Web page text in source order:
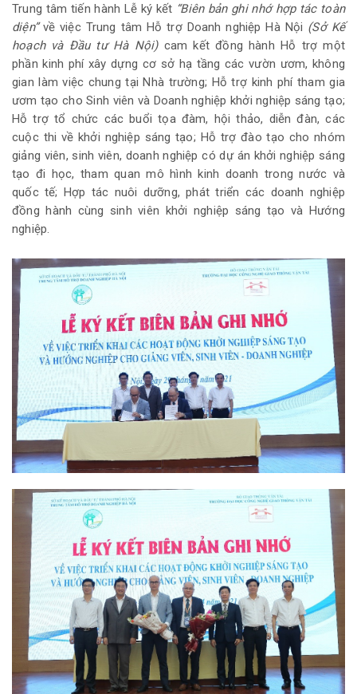
Trung tâm tiến hành Lễ ký kết “Biên bản ghi nhớ hợp tác toàn
diện”về việc Trung tâm Hỗ trợ Doanh nghiệp Hà Nội (Sở Kế
hoạch và Đầu tư Hà Nội)cam kết đồng hành Hỗ trợ một
phần kinh phí xây dựng cơ sở hạ tầng các vườn ươm, không
gian làm việc chung tại Nhà trường; Hỗ trợ kinh phí tham gia
ươm tạo cho Sinh viên và Doanh nghiệp khởi nghiệp sáng tạo;
Hỗ trợ tổ chức các buổi tọa đàm, hội thảo, diễn đàn, các
cuộc thi về khởi nghiệp sáng tạo; Hỗ trợ đào tạo cho nhóm
giảng viên, sinh viên, doanh nghiệp có dự án khởi nghiệp sáng
tạo đi học, tham quan mô hình kinh doanh trong nước và
quốc tế; Hợp tác nuôi dưỡng, phát triển các doanh nghiệp
đồng hành cùng sinh viên khởi nghiệp sáng tạo và Hướng
nghiệp.